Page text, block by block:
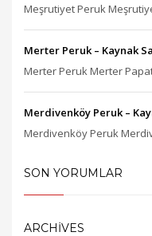
Meşrutiyet Peruk
Merter Peruk – Kaynak
Merter Peruk Merter
Merdivenköy Peruk –
Merdivenköy Peruk
SON YORUMLAR
ARCHIVES